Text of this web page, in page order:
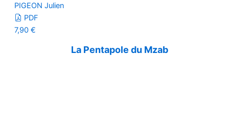
PIGEON Julien
PDF
7,90 €
La Pentapole du Mzab